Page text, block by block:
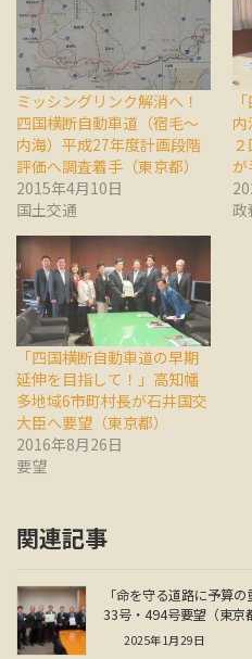
ミッシングリンク解消へ！
四国横断自動車道（宿毛～
内海）平成27年度計画段階
評価へ調査着手（東京都）
2015年4月10日
国土交通
が
政
「四国横断自動車道の早期
延伸を目指して！」高知幡
多地域6市町村長が石井国交
大臣へ要望（東京都）
2016年8月26日
要望
関連記事
「命を守る道路に予算
33号・494号要望（東京
2025年1月29日